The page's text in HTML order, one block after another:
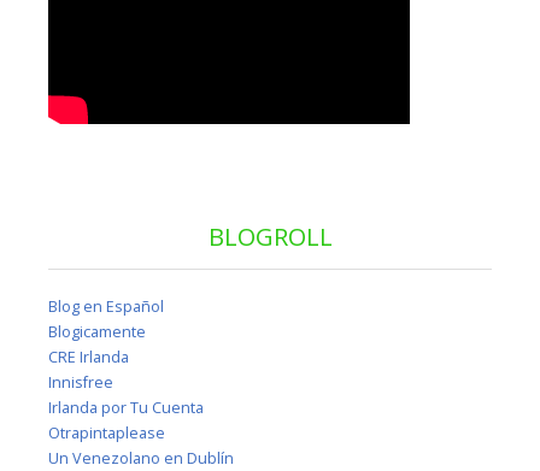
BLOGROLL
Blog en Español
Blogicamente
CRE Irlanda
Innisfree
Irlanda por Tu Cuenta
Otrapintaplease
Un Venezolano en Dublín